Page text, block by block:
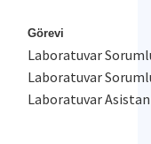
Görevi
Laboratuvar
Laboratuvar
Laboratuvar